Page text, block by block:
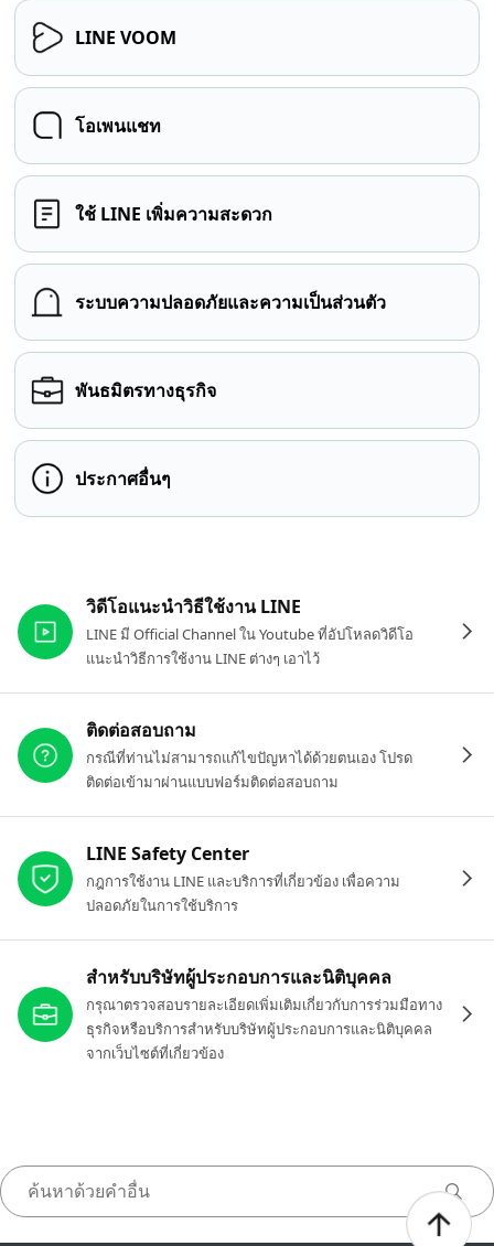
LINE VOOM
โอเพนแชท
ใช้ LINE เพิ่มความสะดวก
ระบบความปลอดภัยและความเป็นส่วนตัว
พันธมิตรทางธุรกิจ
ประกาศอื่นๆ
วิดีโอแนะนำวิธีใช้งาน LINE
LINE มี Official Channel ใน Youtube ที่อัปโหลดวิดีโอ
แนะนำวิธีการใช้งาน LINE ต่างๆ เอาไว้
ติดต่อสอบถาม
กรณีที่ท่านไม่สามารถแก้ไขปัญหาได้ด้วยตนเอง โปรด
ติดต่อเข้ามาผ่านแบบฟอร์มติดต่อสอบถาม
LINE Safety Center
กฎการใช้งาน LINE และบริการที่เกี่ยวข้อง เพื่อความ
ปลอดภัยในการใช้บริการ
สำหรับบริษัทผู้ประกอบการและนิติบุคคล
กรุณาตรวจสอบรายละเอียดเพิ่มเติมเกี่ยวกับการร่วมมือทาง
ธุรกิจหรือบริการสำหรับบริษัทผู้ประกอบการและนิติบุคคล
จากเว็บไซต์ที่เกี่ยวข้อง